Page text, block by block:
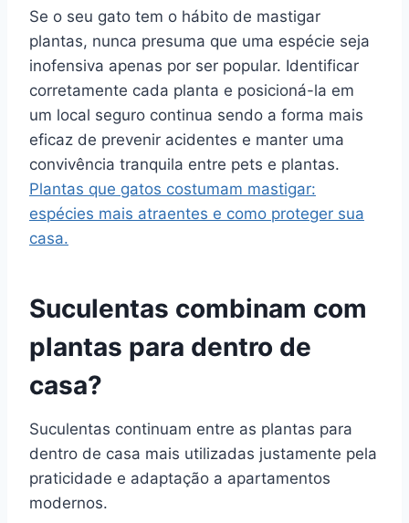
Se o seu gato tem o hábito de mastigar
plantas, nunca presuma que uma espécie seja
inofensiva apenas por ser popular. Identificar
corretamente cada planta e posicioná-la em
um local seguro continua sendo a forma mais
eficaz de prevenir acidentes e manter uma
convivência tranquila entre pets e plantas.
Plantas que gatos costumam mastigar:
espécies mais atraentes e como proteger sua
casa.
Suculentas combinam com
plantas para dentro de
casa?
Suculentas continuam entre as plantas para
dentro de casa mais utilizadas justamente pela
praticidade e adaptação a apartamentos
modernos.